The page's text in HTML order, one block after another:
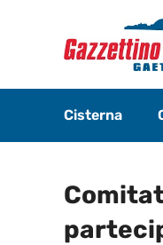
contenuto
Cisterna